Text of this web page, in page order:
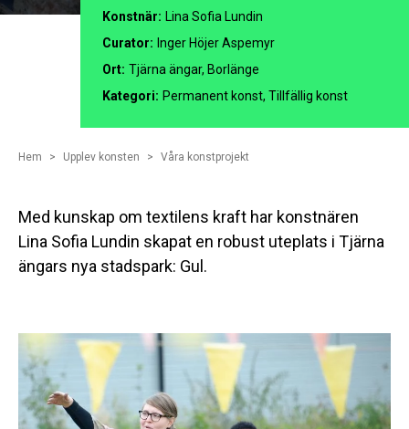
Konstnär: Lina Sofia Lundin
Curator: Inger Höjer Aspemyr
Ort: Tjärna ängar, Borlänge
Kategori: Permanent konst, Tillfällig konst
Hem Upplev konsten Våra konstprojekt
Med kunskap om textilens kraft har konstnären
Lina Sofia Lundin skapat en robust uteplats i Tjärna
ängars nya stadspark: Gul.